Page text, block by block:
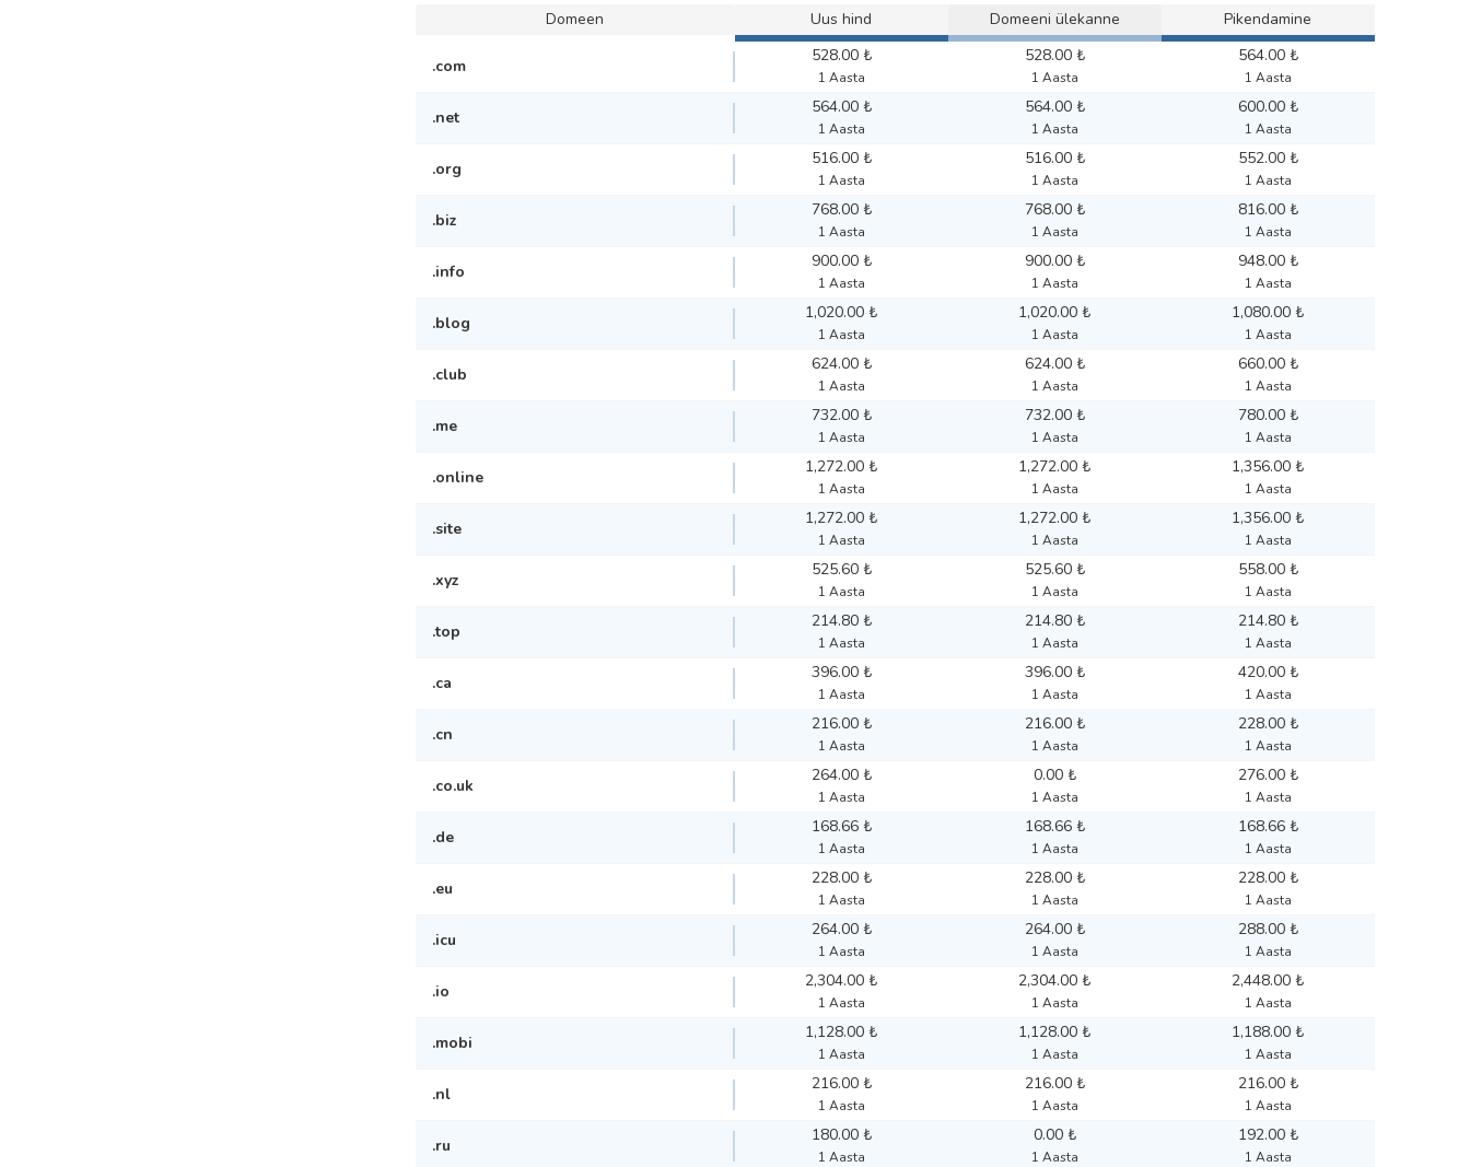
Domeen Uus hind Domeeni ülekanne Pikendamine
.com
528.00 ₺
1 Aasta
528.00 ₺
1 Aasta
564.00 ₺
1 Aasta
.net
564.00 ₺
1 Aasta
564.00 ₺
1 Aasta
600.00 ₺
1 Aasta
.org
516.00 ₺
1 Aasta
516.00 ₺
1 Aasta
552.00 ₺
1 Aasta
.biz
768.00 ₺
1 Aasta
768.00 ₺
1 Aasta
816.00 ₺
1 Aasta
.info
900.00 ₺
1 Aasta
900.00 ₺
1 Aasta
948.00 ₺
1 Aasta
.blog
1,020.00 ₺
1 Aasta
1,020.00 ₺
1 Aasta
1,080.00 ₺
1 Aasta
.club
624.00 ₺
1 Aasta
624.00 ₺
1 Aasta
660.00 ₺
1 Aasta
.me
732.00 ₺
1 Aasta
732.00 ₺
1 Aasta
780.00 ₺
1 Aasta
.online
1,272.00 ₺
1 Aasta
1,272.00 ₺
1 Aasta
1,356.00 ₺
1 Aasta
.site
1,272.00 ₺
1 Aasta
1,272.00 ₺
1 Aasta
1,356.00 ₺
1 Aasta
.xyz
525.60 ₺
1 Aasta
525.60 ₺
1 Aasta
558.00 ₺
1 Aasta
.top
214.80 ₺
1 Aasta
214.80 ₺
1 Aasta
214.80 ₺
1 Aasta
.ca
396.00 ₺
1 Aasta
396.00 ₺
1 Aasta
420.00 ₺
1 Aasta
.cn
216.00 ₺
1 Aasta
216.00 ₺
1 Aasta
228.00 ₺
1 Aasta
.co.uk
264.00 ₺
1 Aasta
0.00 ₺
1 Aasta
276.00 ₺
1 Aasta
.de
168.66 ₺
1 Aasta
168.66 ₺
1 Aasta
168.66 ₺
1 Aasta
.eu
228.00 ₺
1 Aasta
228.00 ₺
1 Aasta
228.00 ₺
1 Aasta
.icu
264.00 ₺
1 Aasta
264.00 ₺
1 Aasta
288.00 ₺
1 Aasta
.io
2,304.00 ₺
1 Aasta
2,304.00 ₺
1 Aasta
2,448.00 ₺
1 Aasta
.mobi
1,128.00 ₺
1 Aasta
1,128.00 ₺
1 Aasta
1,188.00 ₺
1 Aasta
.nl
216.00 ₺
1 Aasta
216.00 ₺
1 Aasta
216.00 ₺
1 Aasta
.ru
180.00 ₺
1 Aasta
0.00 ₺
1 Aasta
192.00 ₺
1 Aasta